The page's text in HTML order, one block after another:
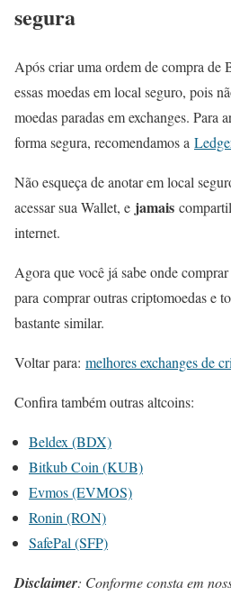
segura
Após criar uma ordem de compra de
essas moedas em local seguro, pois
moedas paradas em exchanges. Para
forma segura, recomendamos a
Não esqueça de anotar em local
acessar sua Wallet, e jamais
internet.
Agora que você já sabe onde
para comprar outras criptomoedas e
bastante similar.
Voltar para: melhores exchanges de
Confira também outras altcoins:
Beldex (BDX)
Bitkub Coin (KUB)
Evmos (EVMOS)
Ronin (RON)
SafePal (SFP)
Disclaimer: Conforme consta em